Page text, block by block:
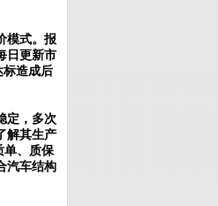
模式。报
日更新市
标造成后
定，多次
解其生产
单、质保
汽车结构